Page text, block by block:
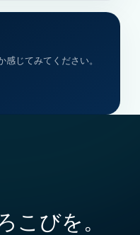
じてみてください。
こびを。